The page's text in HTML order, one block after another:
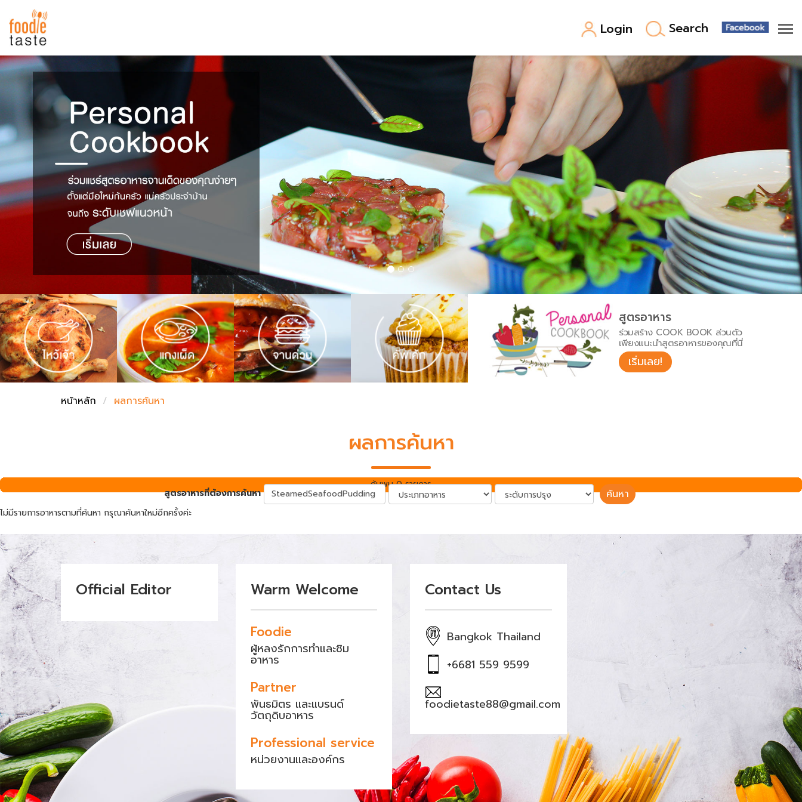
Login Search
สูตรอาหาร
สูตรอาหารล่าสุด
Top Foodie
พาไปชิม
สารพันก้นครัว
เคล็ดลับน่ารู้
เปรียบเทียบหน่วยการตวง
เปรียบเทียบอุณหภูมิ
เปรียบเทียบน้ำหนักวัตถุดิบ
ชั่งตวงเนย
FoodPedia
สร้าง Cookbook
สูตรอาหาร
ร่วมสร้าง COOK BOOK ส่วนตัว
เพียงแนะนำสูตรอาหารของคุณที่นี่
เริ่มเลย!
หน้าหลัก ผลการค้นหา
ผลการค้นหา
สูตรอาหารที่ต้องการค้นหา ค้นหา
ไม่มีรายการอาหารตามที่ค้นหา กรุณาค้นหาใหม่อีกครั้งค่ะ
ค้นพบ 0 รายการ
Official Editor Warm Welcome
Foodie
ผู้หลงรักการทำและชิม
อาหาร
Partner
พันธมิตร และแบรนด์
วัตถุดิบอาหาร
Professional service
หน่วยงานและองค์กร
Contact Us
Bangkok Thailand
+6681 559 9599
foodietaste88@gmail.com